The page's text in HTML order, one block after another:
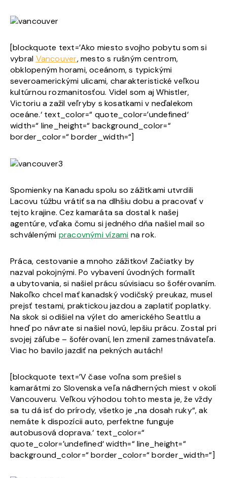
[blockquote text=’Ako miesto svojho pobytu som si
vybral Vancouver, mesto s rušným centrom,
obklopeným horami, oceánom, s typickými
severoamerickými ulicami, charakteristické veľkou
kultúrnou rozmanitosťou. Videl som aj Whistler,
Victoriu a zažil veľryby s kosatkami v neďalekom
oceáne.‘ text_color=“ quote_color=’undefined‘
width=“ line_height=“ background_color=“
border_color=“ border_width=“]
Spomienky na Kanadu spolu so zážitkami utvrdili
Lacovu túžbu vrátiť sa na dlhšiu dobu a pracovať v
tejto krajine. Cez kamaráta sa dostal k našej
agentúre, vďaka čomu si jedného dňa našiel mail so
schválenými pracovnými vízami na rok.
Práca, cestovanie a mnoho zážitkov! Začiatky by
nazval pokojnými. Po vybavení úvodných formalít
a ubytovania, si našiel prácu súvisiacu so šoférovaním.
Nakoľko chcel mať kanadský vodičský preukaz, musel
prejsť testami, praktickou jazdou a zaplatiť poplatky.
Na skok si odišiel na výlet do amerického Seattlu a
hneď po návrate si našiel novú, lepšiu prácu. Zostal pri
svojej záľube – šoférovaní, len zmenil zamestnávateľa.
Viac ho bavilo jazdiť na pekných autách!
[blockquote text=’V čase voľna som prešiel s
kamarátmi zo Slovenska veľa nádherných miest v okolí
Vancouveru. Veľkou výhodou tohto mesta je, že vždy
sa tu dá isť do prírody, všetko je „na dosah ruky“, ak
nemáte k dispozícii auto, perfektne funguje
autobusová doprava.‘ text_color=“
quote_color=’undefined‘ width=“ line_height=“
background_color=“ border_color=“ border_width=“]